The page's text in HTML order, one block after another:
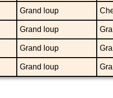
Grand loup
Grand loup
Grand loup
Grand loup